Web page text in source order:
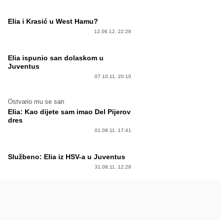
Elia i Krasić u West Hamu?
12.06.12. 22:28
Elia ispunio san dolaskom u
Juventus
07.10.11. 20:10
Ostvario mu se san
Elia: Kao dijete sam imao Del Pijerov
dres
01.09.11. 17:41
Službeno: Elia iz HSV-a u Juventus
31.08.11. 12:28